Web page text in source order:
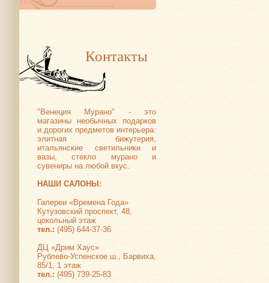
Контакты
"Венеция Мурано" - это
магазины необычных подарков
и дорогих предметов интерьера:
элитная бижутерия,
итальянские светильники и
вазы, стекло мурано и
сувениры на любой вкус.
НАШИ САЛОНЫ:
Галереи «Времена Года»
Кутузовский проспект, 48,
цокольный этаж
тел.: (495) 644-37-36
ДЦ «Дрим Хаус»
Рублево-Успенское ш., Барвиха,
85/1, 1 этаж
тел.: (495) 739-25-83